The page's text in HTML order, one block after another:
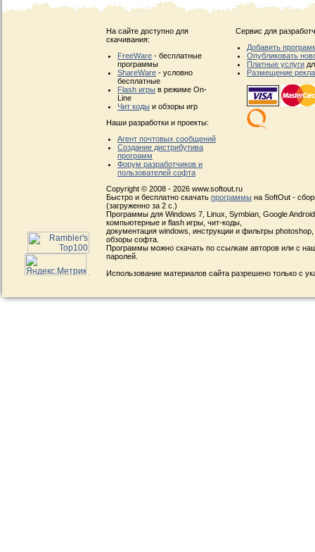
На сайте доступно для
скачивания:
FreeWare - бесплатные
программы
ShareWare - условно
бесплатные
Flash игры в режиме On-
Line
Чит коды и обзоры игр
Наши разработки и проекты:
Агент почтовых сообщений
Создание дистрибутива
программ
Форум разработчиков и
пользователей софта
Сервис для
Добавить
Опубликовать
Платные услуги
Размещение
Copyright © 2008 - 2026 www.softout.ru
Быстро и бесплатно скачать программы на SoftOut -
(загруженно за 2 с.)
Программы для Windows 7, Linux, Symbian, Google
компьютерные и flash игры, чит-коды,
документация windows, инструкции и фильтры
обзоры софта.
Программы можно скачать по ссылкам авторов или с
паролей.
Использование материалов сайта разрешено только с